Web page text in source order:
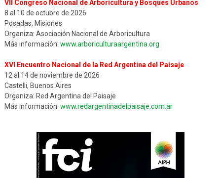
VII Congreso Nacional de Arboricultura y Bosques Urbanos
8 al 10 de octubre de 2026
Posadas, Misiones
Organiza: Asociación Nacional de Arboricultura
Más información: www.arboriculturaargentina.org
XVI Encuentro Nacional de la Red Argentina del Paisaje
12 al 14 de noviembre de 2026
Castelli, Buenos Aires
Organiza: Red Argentina del Paisaje
Más información: www.redargentinadelpaisaje.com.ar